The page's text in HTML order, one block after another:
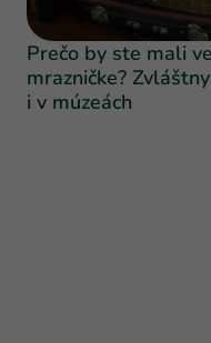
Prečo by ste mali
mrazničke?
i v múzeách